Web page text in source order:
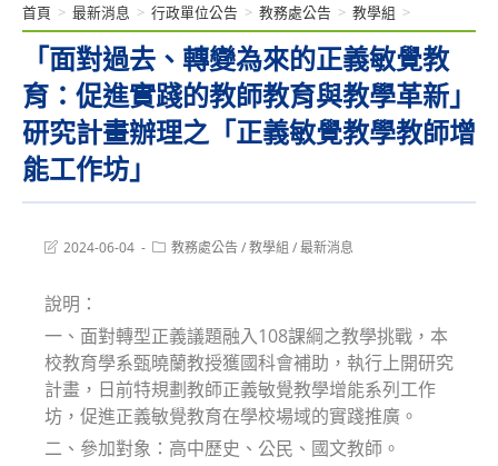
「面對過去、轉變為來的正義敏覺教
育：促進實踐的教師教育與教學革新」
研究計畫辦理之「正義敏覺教學教師增
能工作坊」
首頁 > 最新消息 > 行政單位公告 > 教務處公告 > 教學組 >
Post2024-06-04
Post教務處公告/教學組 /最新消息
說明：
一、面對轉型正義議題融入108課綱之教學挑戰，本
校教育學系甄曉蘭教授獲國科會補助，執行上開研究
計畫，日前特規劃教師正義敏覺教學增能系列工作
坊，促進正義敏覺教育在學校場域的實踐推廣。
二、參加對象：高中歷史、公民、國文教師。